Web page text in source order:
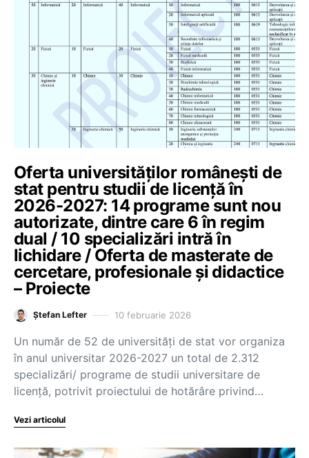
Oferta universităților românești de
stat pentru studii de licență în
2026-2027: 14 programe sunt nou
autorizate, dintre care 6 în regim
dual / 10 specializări intră în
lichidare / Oferta de masterate de
cercetare, profesionale și didactice
– Proiecte
Ștefan Lefter 10 februarie 2026
Un număr de 52 de universități de stat vor organiza
în anul universitar 2026-2027 un total de 2.312
specializări/ programe de studii universitare de
licență, potrivit proiectului de hotărâre privind…
Vezi articolul